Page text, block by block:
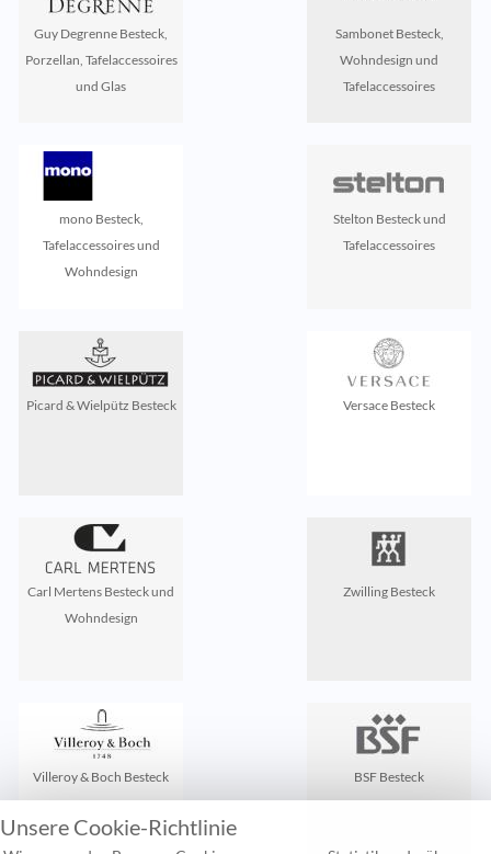
Guy Degrenne Besteck,
Porzellan, Tafelaccessoires
und Glas
Sambonet Besteck,
Wohndesign und
Tafelaccessoires
mono Besteck,
Tafelaccessoires und
Wohndesign
Stelton Besteck und
Tafelaccessoires
Picard & Wielpütz Besteck Versace Besteck
Carl Mertens Besteck und
Wohndesign
Zwilling Besteck
Villeroy & Boch Besteck BSF Besteck
Unsere Cookie-Richtlinie